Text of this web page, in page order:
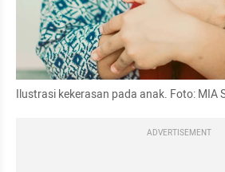
Ilustrasi kekerasan pada anak. Foto:
ADVERTISEMENT